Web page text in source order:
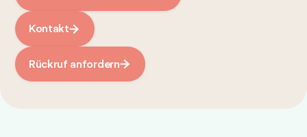
Kontakt
Rückruf anfordern